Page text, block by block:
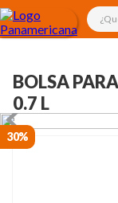
¿Qué
BOLSA
0.7 L
30%